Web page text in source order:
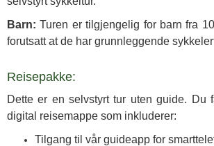
Barn: Turen er tilgjengelig for barn fra
forutsatt at de har grunnleggende
Reisepakke:
Dette er en selvstyrt tur uten guide. Du
digital reisemappe som inkluderer:
Tilgang til vår guideapp for